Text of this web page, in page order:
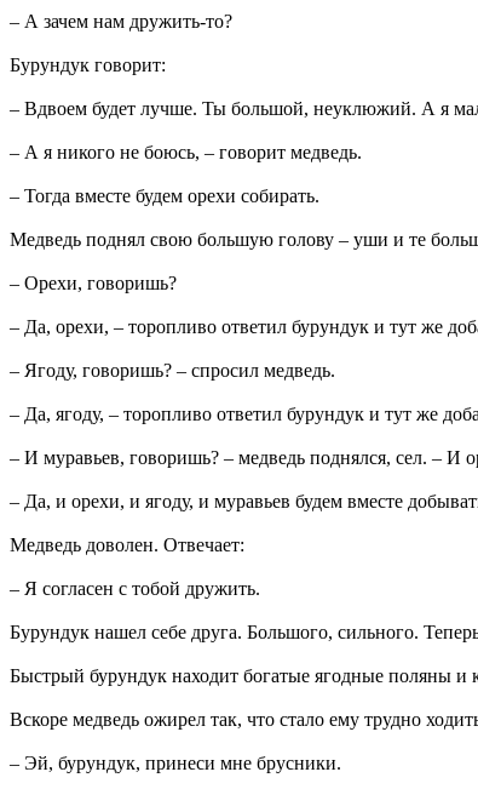
– А зачем нам дружить-то?
Бурундук говорит:
– Вдвоем будет лучше. Ты большой, неуклюжий. А я
– А я никого не боюсь, – говорит медведь.
– Тогда вместе будем орехи собирать.
Медведь поднял свою большую голову – уши и те
– Орехи, говоришь?
– Да, орехи, – торопливо ответил бурундук и тут же
– Ягоду, говоришь? – спросил медведь.
– Да, ягоду, – торопливо ответил бурундук и тут же
– И муравьев, говоришь? – медведь поднялся, сел. – И
– Да, и орехи, и ягоду, и муравьев будем вместе
Медведь доволен. Отвечает:
– Я согласен с тобой дружить.
Бурундук нашел себе друга. Большого, сильного.
Быстрый бурундук находит богатые ягодные поляны и
Вскоре медведь ожирел так, что стало ему трудно
– Эй, бурундук, принеси мне брусники.